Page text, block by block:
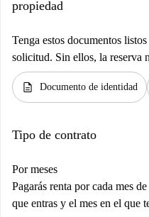
propiedad
Tenga estos documentos
solicitud. Sin ellos, la reserva
description Documento de identidad
Tipo de contrato
Por meses
Pagarás renta por cada mes
que entras y el mes en el que